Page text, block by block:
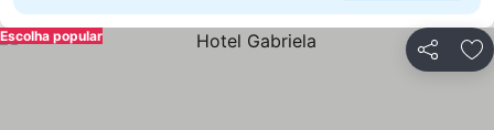
Partilhar
Escolha popular